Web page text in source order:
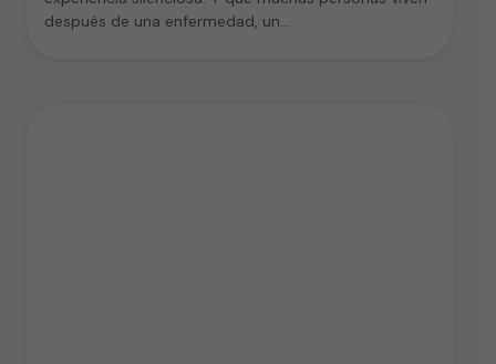
después de una enfermedad, un…